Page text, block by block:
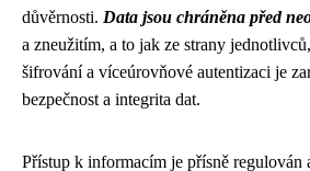
důvěrnosti. Data jsou chráněna před
a zneužitím, a to jak ze strany
šifrování a víceúrovňové autentizaci je
bezpečnost a integrita dat.
Přístup k informacím je přísně regulován